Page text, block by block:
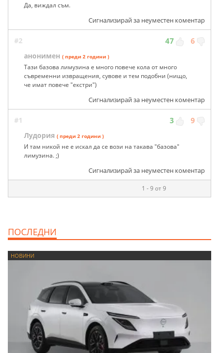
Да, виждал съм.
Сигнализирай за неуместен коментар
#2 47 6
анонимен ( преди 2 години )
Тази базова лимузина е много повече кола от много
съвременни извращения, сувове и тем подобни (нищо,
че имат повече "екстри")
Сигнализирай за неуместен коментар
#1 3 9
Лудория ( преди 2 години )
И там никой не е искал да се вози на такава "базова"
лимузина. ;)
Сигнализирай за неуместен коментар
1 - 9 от 9
ПОСЛЕДНИ
НОВИНИ